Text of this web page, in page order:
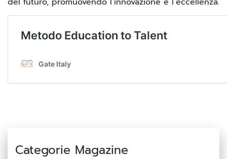
Categorie Magazine